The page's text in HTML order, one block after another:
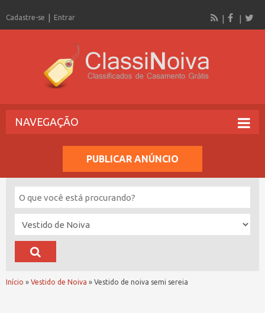
Cadastre-se Entrar
NAVEGAÇÃO
PUBLICAR ANÚNCIO
Início » Vestido de Noiva » Vestido de noiva semi sereia